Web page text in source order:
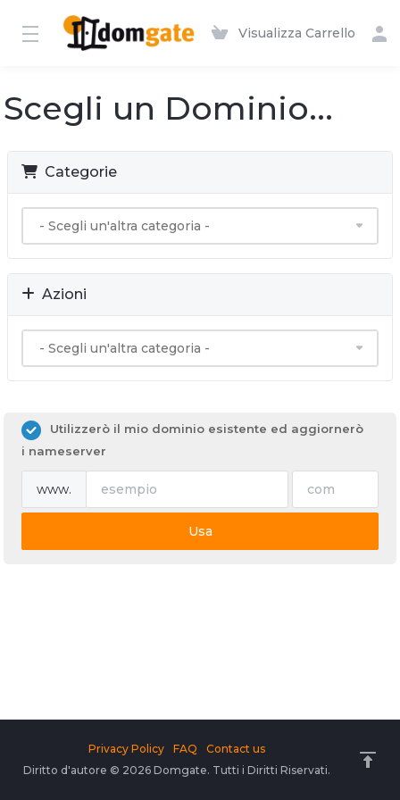
Visualizza Carrello
Scegli un Dominio...
Categorie
Azioni
Utilizzerò il mio dominio esistente ed aggiornerò
i nameserver
www.
Usa
Diritto d'autore © 2026 Domgate. Tutti i Diritti Riservati.
Privacy Policy FAQ Contact us